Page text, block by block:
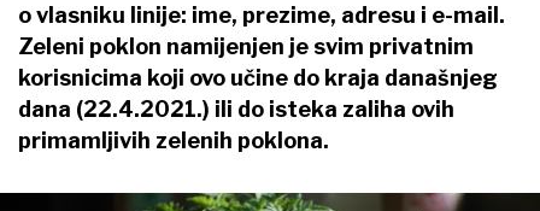
o vlasniku linije: ime, prezime, adresu i e-mail.
Zeleni poklon namijenjen je svim privatnim
korisnicima koji ovo učine do kraja današnjeg
dana (22.4.2021.) ili do isteka zaliha ovih
primamljivih zelenih poklona.